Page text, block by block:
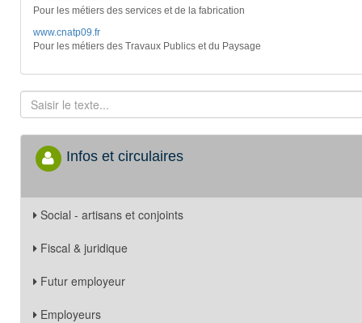
Pour les métiers des services et de la fabrication
www.cnatp09.fr
Pour les métiers des Travaux Publics et du Paysage
Infos et circulaires
Social - artisans et conjoints
Fiscal & juridique
Futur employeur
Employeurs